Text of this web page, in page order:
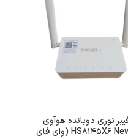
نوری دوبانده هوآوی
HS8145X6 New Face (وای فای